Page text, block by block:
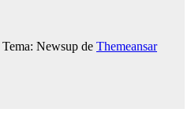
Tema: Newsup de Themeansar